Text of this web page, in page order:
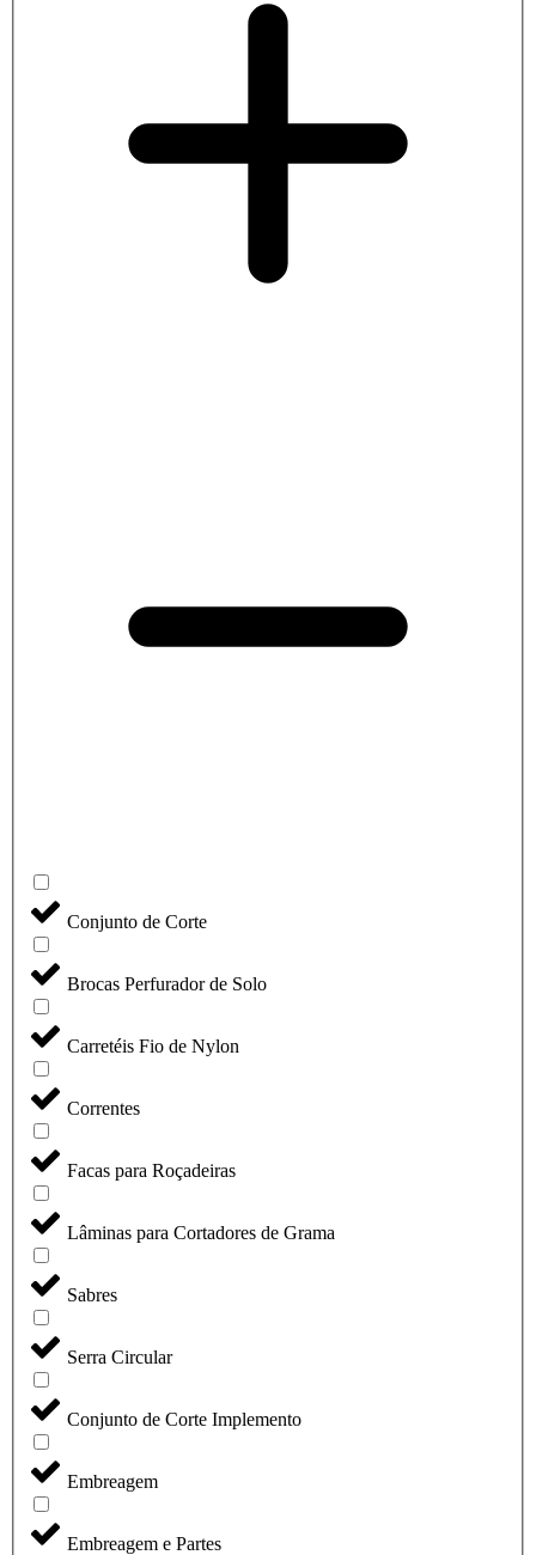
Conjunto de Corte
Brocas Perfurador de Solo
Carretéis Fio de Nylon
Correntes
Facas para Roçadeiras
Lâminas para Cortadores de Grama
Sabres
Serra Circular
Conjunto de Corte Implemento
Embreagem
Embreagem e Partes